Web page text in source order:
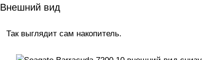
Внешний вид
Так выглядит сам накопитель.